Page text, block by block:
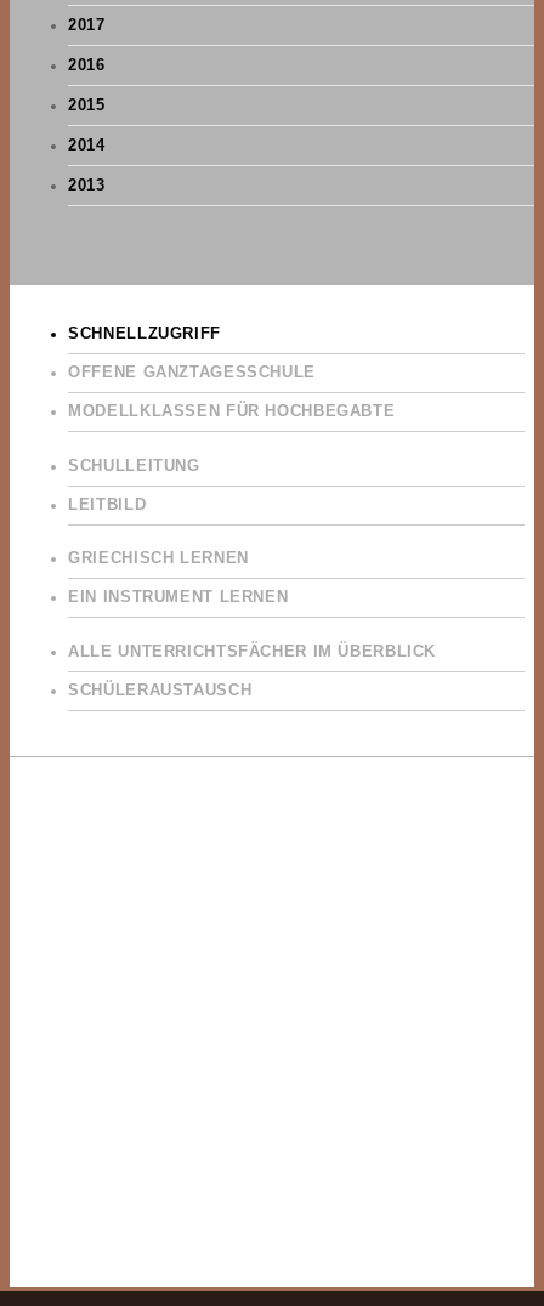
2017
2016
2015
2014
2013
SCHNELLZUGRIFF
OFFENE GANZTAGESSCHULE
MODELLKLASSEN FÜR HOCHBEGABTE
SCHULLEITUNG
LEITBILD
GRIECHISCH LERNEN
EIN INSTRUMENT LERNEN
ALLE UNTERRICHTSFÄCHER IM ÜBERBLICK
SCHÜLERAUSTAUSCH